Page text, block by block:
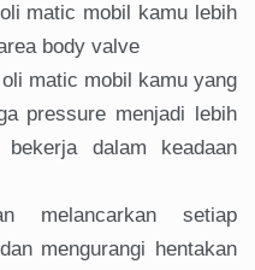
matic mobil kamu lebih
body valve
matic mobil kamu yang
pressure menjadi lebih
dalam keadaan
melancarkan setiap
mengurangi hentakan